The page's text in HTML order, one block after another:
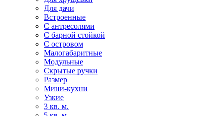
Для дачи
Встроенные
С антресолями
С барной стойкой
С островом
Малогабаритные
Модульные
Скрытые ручки
Размер
Мини-кухни
Узкие
3 кв. м.